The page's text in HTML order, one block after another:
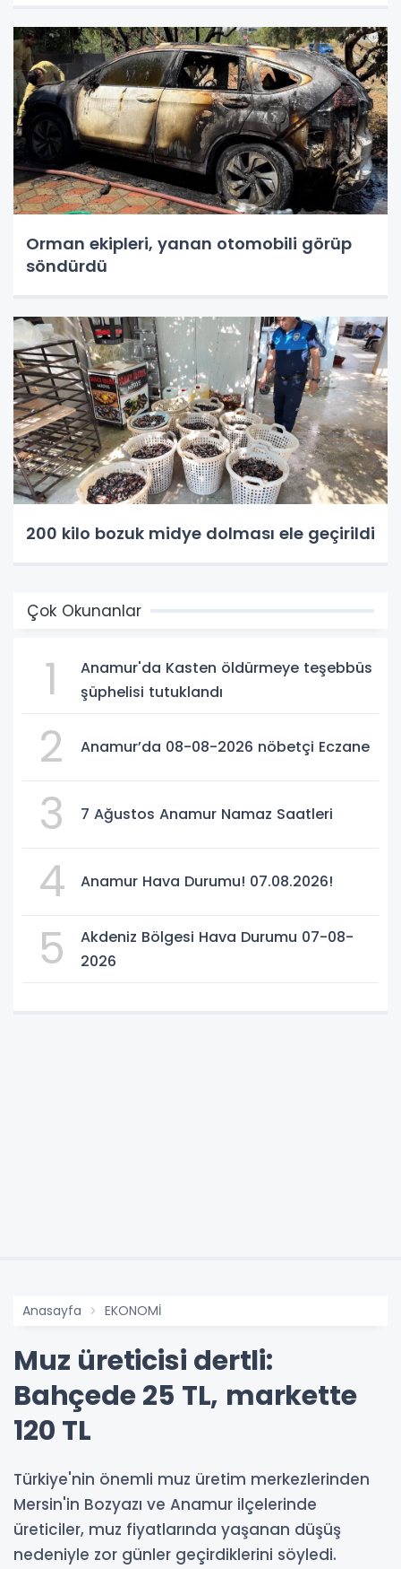
Orman ekipleri, yanan otomobili görüp
söndürdü
200 kilo bozuk midye dolması ele geçirildi
Çok Okunanlar
1
Anamur'da Kasten öldürmeye teşebbüs
şüphelisi tutuklandı
2 Anamur’da 08-08-2026 nöbetçi Eczane
3 7 Ağustos Anamur Namaz Saatleri
4 Anamur Hava Durumu! 07.08.2026!
5
Akdeniz Bölgesi Hava Durumu 07-08-
2026
Anasayfa EKONOMİ
Muz üreticisi dertli:
Bahçede 25 TL, markette
120 TL
Türkiye'nin önemli muz üretim merkezlerinden
Mersin'in Bozyazı ve Anamur ilçelerinde
üreticiler, muz fiyatlarında yaşanan düşüş
nedeniyle zor günler geçirdiklerini söyledi.